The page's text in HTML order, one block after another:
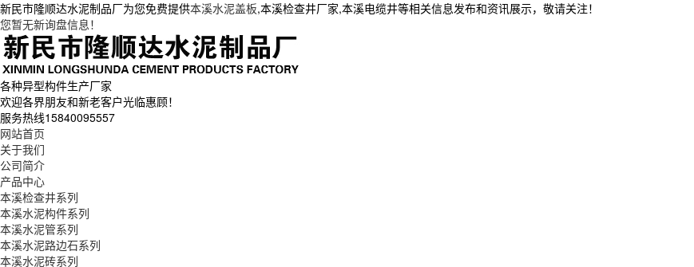
新民市隆顺达水泥制品厂为您免费提供本溪水泥盖板,本溪检查井厂家,本溪电缆井等相关信息发布和资讯展示，敬请关注！
您暂无新询盘信息！
各种异型构件生产厂家
欢迎各界朋友和新老客户光临惠顾！
服务热线15840095557
网站首页
关于我们
公司简介
产品中心
本溪检查井系列
本溪水泥构件系列
本溪水泥管系列
本溪水泥路边石系列
本溪水泥砖系列